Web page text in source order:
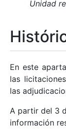
Mostrar/
Mostrar/
Mostrar/
Unidad
En este
las
las
A partir del 3
información